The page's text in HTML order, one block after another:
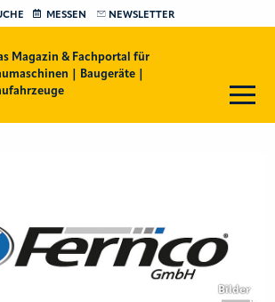
MESSEN NEWSLETTER
Magazin & Fachportal für
| Baugeräte |
Bilder